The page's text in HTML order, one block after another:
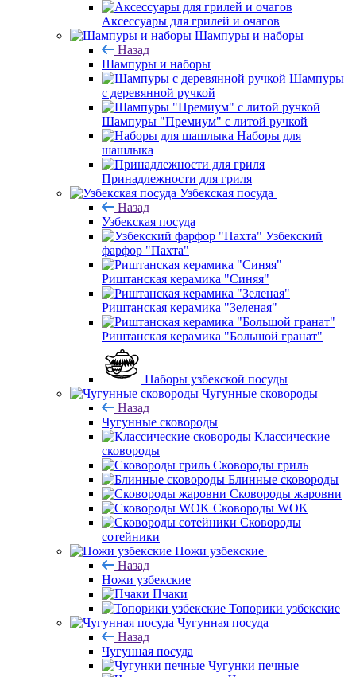
Аксессуары для грилей и очагов
Шампуры и наборы
Назад
Шампуры и наборы
Шампуры
с деревянной ручкой
Шампуры "Премиум" с литой ручкой
Наборы для
шашлыка
Принадлежности для гриля
Узбекская посуда
Назад
Узбекская посуда
Узбекский
фарфор "Пахта"
Риштанская керамика "Синяя"
Риштанская керамика "Зеленая"
Риштанская керамика "Большой гранат"
Наборы узбекской посуды
Чугунные сковороды
Назад
Чугунные сковороды
Классические
сковороды
Сковороды гриль
Блинные сковороды
Сковороды жаровни
Сковороды WOK
Сковороды
сотейники
Ножи узбекские
Назад
Ножи узбекские
Пчаки
Топорики узбекские
Чугунная посуда
Назад
Чугунная посуда
Чугунки печные